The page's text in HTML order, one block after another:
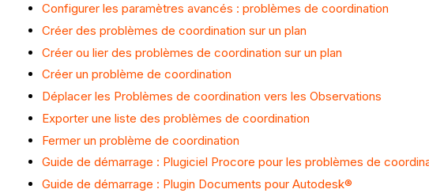
Configurer les paramètres avancés : problèmes de coordination
Créer des problèmes de coordination sur un plan
Créer ou lier des problèmes de coordination sur un plan
Créer un problème de coordination
Déplacer les Problèmes de coordination vers les Observations
Exporter une liste des problèmes de coordination
Fermer un problème de coordination
Guide de démarrage : Plugiciel Procore pour les problèmes de
Guide de démarrage : Plugin Documents pour Autodesk®